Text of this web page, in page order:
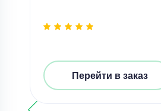
Перейти в заказ